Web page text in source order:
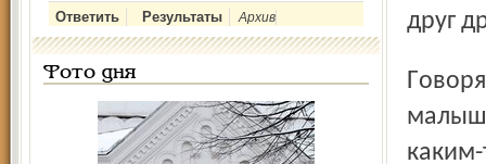
Архив
Фото дня
друг
Говорят, овцы признают только своё потом­ство. Так что у